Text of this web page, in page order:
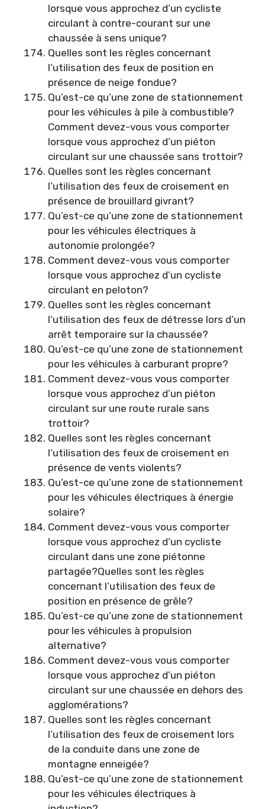
lorsque vous approchez d’un cycliste
circulant à contre-courant sur une
chaussée à sens unique?
Quelles sont les règles concernant
l’utilisation des feux de position en
présence de neige fondue?
Qu’est-ce qu’une zone de stationnement
pour les véhicules à pile à combustible?
Comment devez-vous vous comporter
lorsque vous approchez d’un piéton
circulant sur une chaussée sans trottoir?
Quelles sont les règles concernant
l’utilisation des feux de croisement en
présence de brouillard givrant?
Qu’est-ce qu’une zone de stationnement
pour les véhicules électriques à
autonomie prolongée?
Comment devez-vous vous comporter
lorsque vous approchez d’un cycliste
circulant en peloton?
Quelles sont les règles concernant
l’utilisation des feux de détresse lors d’un
arrêt temporaire sur la chaussée?
Qu’est-ce qu’une zone de stationnement
pour les véhicules à carburant propre?
Comment devez-vous vous comporter
lorsque vous approchez d’un piéton
circulant sur une route rurale sans
trottoir?
Quelles sont les règles concernant
l’utilisation des feux de croisement en
présence de vents violents?
Qu’est-ce qu’une zone de stationnement
pour les véhicules électriques à énergie
solaire?
Comment devez-vous vous comporter
lorsque vous approchez d’un cycliste
circulant dans une zone piétonne
partagée?Quelles sont les règles
concernant l’utilisation des feux de
position en présence de grêle?
Qu’est-ce qu’une zone de stationnement
pour les véhicules à propulsion
alternative?
Comment devez-vous vous comporter
lorsque vous approchez d’un piéton
circulant sur une chaussée en dehors des
agglomérations?
Quelles sont les règles concernant
l’utilisation des feux de croisement lors
de la conduite dans une zone de
montagne enneigée?
Qu’est-ce qu’une zone de stationnement
pour les véhicules électriques à